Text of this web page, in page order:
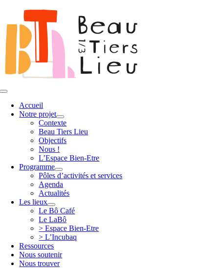
contenu
Toggle
NavigationAccueil
Notre projet
Contexte
Beau Tiers Lieu
Objectifs
Nous !
L’Espace Bien-Etre
Programme
Pôles d’activités et services
Agenda
Actualités
Les lieux
Le Bô Café
Le LaBô
> Espace Bien-Etre
> L’Incubaq
Ressources
Nous soutenir
Nous trouver